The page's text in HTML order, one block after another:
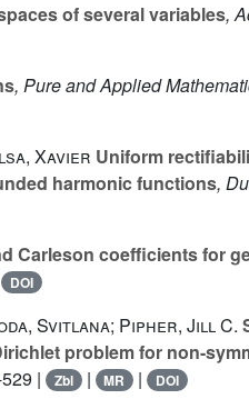
of several variables,
, Pure and Applied
Xavier Uniform
harmonic functions,
Carleson coefficients for
DOI
Svitlana; Pipher, Jill C.
problem for non-
| Zbl | MR | DOI